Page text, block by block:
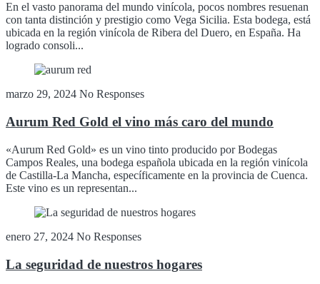
En el vasto panorama del mundo vinícola, pocos nombres resuenan
con tanta distinción y prestigio como Vega Sicilia. Esta bodega, está
ubicada en la región vinícola de Ribera del Duero, en España. Ha
logrado consoli...
marzo 29, 2024 No Responses
Aurum Red Gold el vino más caro del mundo
«Aurum Red Gold» es un vino tinto producido por Bodegas
Campos Reales, una bodega española ubicada en la región vinícola
de Castilla-La Mancha, específicamente en la provincia de Cuenca.
Este vino es un representan...
enero 27, 2024 No Responses
La seguridad de nuestros hogares